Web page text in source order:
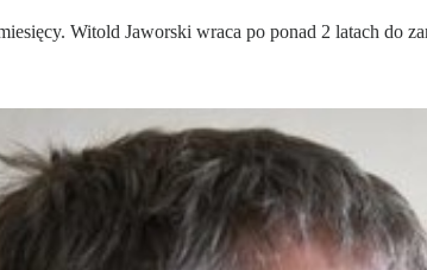
Witold Jaworski wraca po ponad 2 latach do